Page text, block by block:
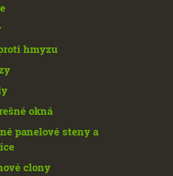
hmyzu
okná
panelové steny a
clony